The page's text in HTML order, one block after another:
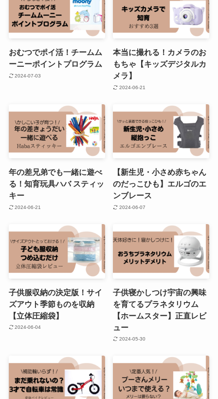
おむつでポイ活！チームム
ーニーポイントプログラム
2024-07-03
本当に撮れる！カメラのお
もちゃ【キッズデジタルカ
メラ】
2024-06-21
年の差兄弟でも一緒に遊べ
る！知育玩具ハバ スティッ
キー
2024-06-21
【新生児・小さめ赤ちゃん
のだっこひも】エルゴのエ
ンブレース
2024-06-07
子供服収納の決定版！サイ
ズアウト季節ものを収納
【立体圧縮袋】
2024-06-04
子供寝かしつけ宇宙の興味
を育てるプラネタリウム
【ホームスター】正直レビ
ュー
2024-05-30